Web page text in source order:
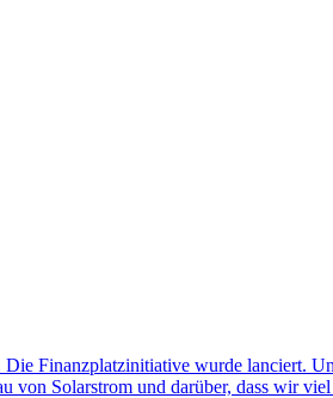
Finanzplatzinitiative wurde lanciert.
von Solarstrom und darüber, dass wir